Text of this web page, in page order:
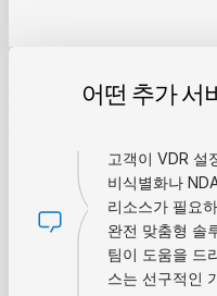
어떤 추가 서
고객이 VDR 설
비식별화나
리소스가 필요
완전 맞춤형 솔
팀이 도움을 드
스는 선구적인